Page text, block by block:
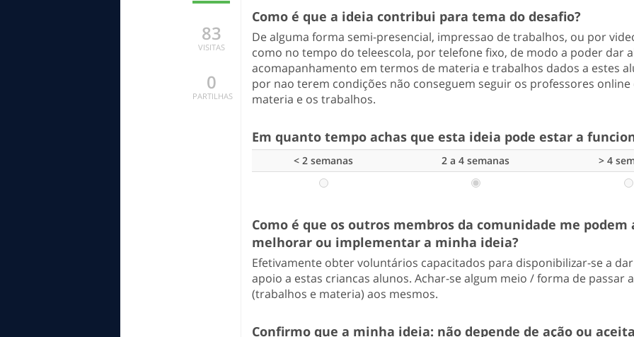
1
0
INDECISO
0
MENOS
83
VISITAS
0
PARTILHAS
Como é que a ideia contribui para tema do desafio?
De alguma forma semi-presencial, impressao de trabalhos, ou por
como no tempo do teleescola, por telefone fixo, de modo a poder dar
acomapanhamento em termos de materia e trabalhos dados a estes
por nao terem condições não conseguem seguir os professores online
materia e os trabalhos.
Em quanto tempo achas que esta ideia pode estar a
< 2 semanas 2 a 4 semanas > 4
Como é que os outros membros da comunidade me podem
melhorar ou implementar a minha ideia?
Efetivamente obter voluntários capacitados para disponibilizar-se a
apoio a estas criancas alunos. Achar-se algum meio / forma de passar
(trabalhos e materia) aos mesmos.
Confirmo que a minha ideia: não depende de ação ou